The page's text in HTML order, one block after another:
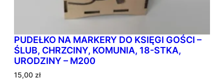
PUDEŁKO NA MARKERY DO KSIĘGI GOŚCI –
ŚLUB, CHRZCINY, KOMUNIA, 18-STKA,
URODZINY – M200
15,00 zł